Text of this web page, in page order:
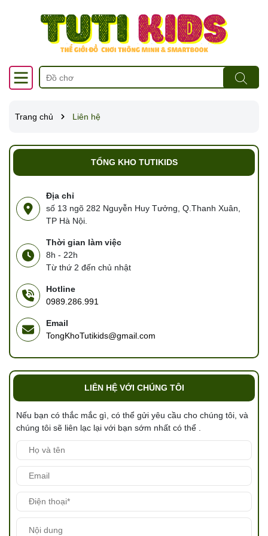
Trang chủ Liên hệ
TỔNG KHO TUTIKIDS
Địa chỉ
số 13 ngõ 282 Nguyễn Huy Tưởng, Q.Thanh Xuân,
TP Hà Nội.
Thời gian làm việc
8h - 22h
Từ thứ 2 đến chủ nhật
Hotline
0989.286.991
Email
TongKhoTutikids@gmail.com
LIÊN HỆ VỚI CHÚNG TÔI
Nếu bạn có thắc mắc gì, có thể gửi yêu cầu cho chúng tôi, và
chúng tôi sẽ liên lạc lại với bạn sớm nhất có thể .